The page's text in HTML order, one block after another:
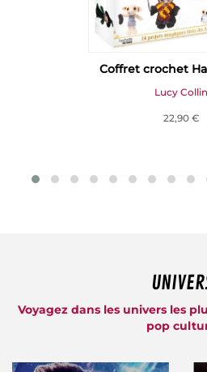
Coffret crochet
Lucy Collin
22,90 €
Voyagez dans les univers les
pop